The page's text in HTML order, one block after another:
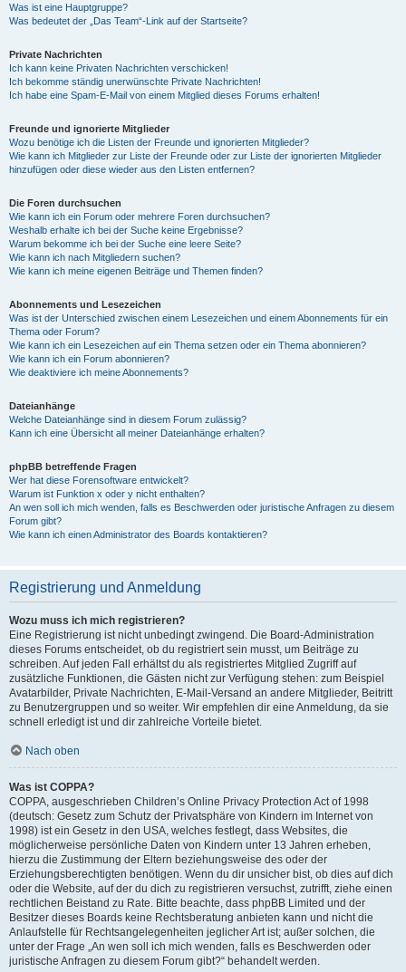
Was ist eine Hauptgruppe?
Was bedeutet der „Das Team“-Link auf der Startseite?
Private Nachrichten
Ich kann keine Privaten Nachrichten verschicken!
Ich bekomme ständig unerwünschte Private Nachrichten!
Ich habe eine Spam-E-Mail von einem Mitglied dieses Forums erhalten!
Freunde und ignorierte Mitglieder
Wozu benötige ich die Listen der Freunde und ignorierten Mitglieder?
Wie kann ich Mitglieder zur Liste der Freunde oder zur Liste der ignorierten Mitglieder
hinzufügen oder diese wieder aus den Listen entfernen?
Die Foren durchsuchen
Wie kann ich ein Forum oder mehrere Foren durchsuchen?
Weshalb erhalte ich bei der Suche keine Ergebnisse?
Warum bekomme ich bei der Suche eine leere Seite?
Wie kann ich nach Mitgliedern suchen?
Wie kann ich meine eigenen Beiträge und Themen finden?
Abonnements und Lesezeichen
Was ist der Unterschied zwischen einem Lesezeichen und einem Abonnements für ein
Thema oder Forum?
Wie kann ich ein Lesezeichen auf ein Thema setzen oder ein Thema abonnieren?
Wie kann ich ein Forum abonnieren?
Wie deaktiviere ich meine Abonnements?
Dateianhänge
Welche Dateianhänge sind in diesem Forum zulässig?
Kann ich eine Übersicht all meiner Dateianhänge erhalten?
phpBB betreffende Fragen
Wer hat diese Forensoftware entwickelt?
Warum ist Funktion x oder y nicht enthalten?
An wen soll ich mich wenden, falls es Beschwerden oder juristische Anfragen zu diesem
Forum gibt?
Wie kann ich einen Administrator des Boards kontaktieren?
Registrierung und Anmeldung
Wozu muss ich mich registrieren?
Eine Registrierung ist nicht unbedingt zwingend. Die Board-Administration
dieses Forums entscheidet, ob du registriert sein musst, um Beiträge zu
schreiben. Auf jeden Fall erhältst du als registriertes Mitglied Zugriff auf
zusätzliche Funktionen, die Gästen nicht zur Verfügung stehen: zum Beispiel
Avatarbilder, Private Nachrichten, E-Mail-Versand an andere Mitglieder, Beitritt
zu Benutzergruppen und so weiter. Wir empfehlen dir eine Anmeldung, da sie
schnell erledigt ist und dir zahlreiche Vorteile bietet.
Nach oben
Was ist COPPA?
COPPA, ausgeschrieben Children’s Online Privacy Protection Act of 1998
(deutsch: Gesetz zum Schutz der Privatsphäre von Kindern im Internet von
1998) ist ein Gesetz in den USA, welches festlegt, dass Websites, die
möglicherweise persönliche Daten von Kindern unter 13 Jahren erheben,
hierzu die Zustimmung der Eltern beziehungsweise des oder der
Erziehungsberechtigten benötigen. Wenn du dir unsicher bist, ob dies auf dich
oder die Website, auf der du dich zu registrieren versuchst, zutrifft, ziehe einen
rechtlichen Beistand zu Rate. Bitte beachte, dass phpBB Limited und der
Besitzer dieses Boards keine Rechtsberatung anbieten kann und nicht die
Anlaufstelle für Rechtsangelegenheiten jeglicher Art ist; außer solchen, die
unter der Frage „An wen soll ich mich wenden, falls es Beschwerden oder
juristische Anfragen zu diesem Forum gibt?“ behandelt werden.